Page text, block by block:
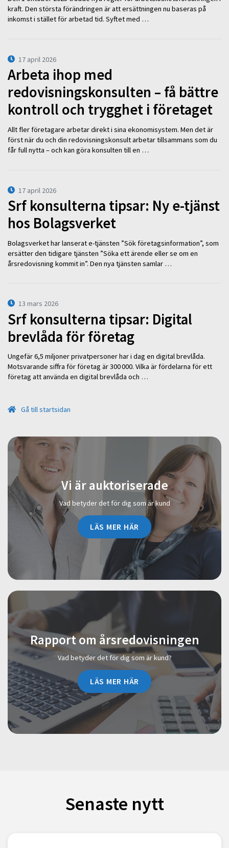
kraft. Den största förändringen är att ersättningen nu baseras på
inkomst i stället för arbetad tid. Syftet med …
17 april 2026
Arbeta ihop med
redovisningskonsulten – få bättre
kontroll och trygghet i företaget
Allt fler företagare arbetar direkt i sina ekonomisystem. Men det är
först när du och din redovisningskonsult arbetar tillsammans som du
får full nytta – och kan göra konsulten till en …
17 april 2026
Srf konsulterna tipsar: Ny e-tjänst
hos Bolagsverket
Bolagsverket har lanserat e-tjänsten ”Sök företagsinformation”, som
ersätter den tidigare tjänsten ”Söka ett ärende eller se om en
årsredovisning kommit in”. Den nya tjänsten samlar …
13 mars 2026
Srf konsulterna tipsar: Digital
brevlåda för företag
Ungefär 6,5 miljoner privatpersoner har i dag en digital brevlåda.
Motsvarande siffra för företag är 300 000. Vilka är fördelarna för ett
företag att använda en digital brevlåda och …
Gå till startsidan
Vi är auktoriserade
Vad betyder det för dig som är kund
LÄS MER HÄR
Rapport om årsredovisningen
Vad betyder det för dig som är kund?
LÄS MER HÄR
Senaste nytt